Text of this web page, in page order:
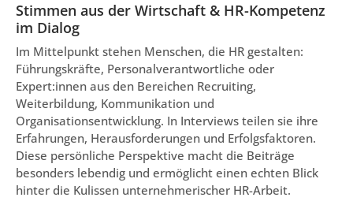
Stimmen aus der Wirtschaft & HR-Kompetenz
im Dialog
Im Mittelpunkt stehen Menschen, die HR gestalten:
Führungskräfte, Personalverantwortliche oder
Expert:innen aus den Bereichen Recruiting,
Weiterbildung, Kommunikation und
Organisationsentwicklung. In Interviews teilen sie ihre
Erfahrungen, Herausforderungen und Erfolgsfaktoren.
Diese persönliche Perspektive macht die Beiträge
besonders lebendig und ermöglicht einen echten Blick
hinter die Kulissen unternehmerischer HR-Arbeit.